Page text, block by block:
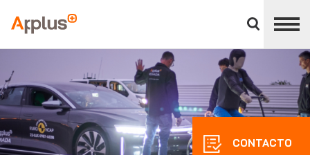
panel
Applus+
CONTACTO